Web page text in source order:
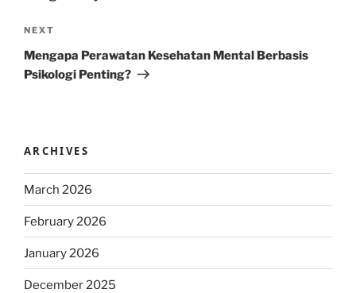
Next
Post
NEXT
Mengapa Perawatan Kesehatan Mental Berbasis
Psikologi Penting?
ARCHIVES
March 2026
February 2026
January 2026
December 2025